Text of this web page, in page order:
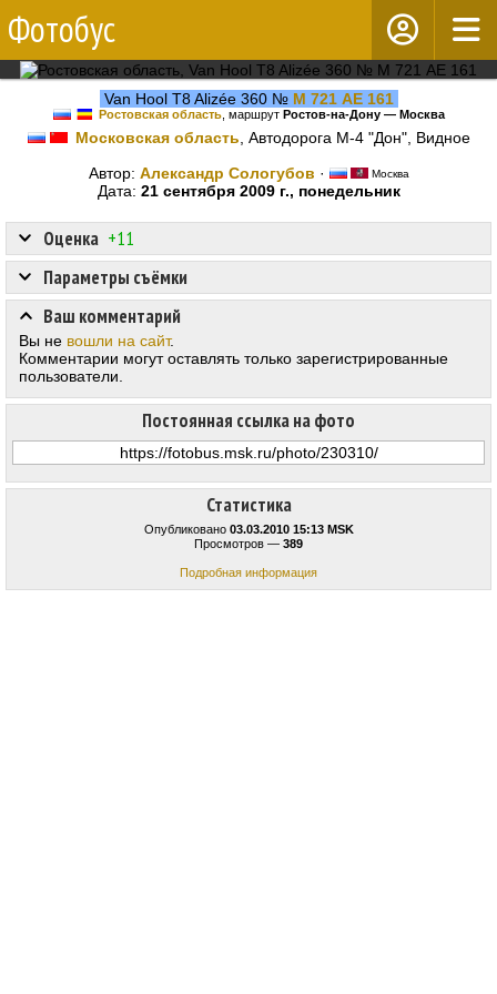
Фотобус
Van Hool T8 Alizée 360 № М 721 АЕ 161
Ростовская область, маршрут Ростов-на-Дону — Москва
Московская область , Автодорога М-4 "Дон", Видное
Автор: Александр Сологубов · Москва
Дата: 21 сентября 2009 г., понедельник
Статистика
Опубликовано 03.03.2010 15:13 MSK
Просмотров — 389
Подробная информация
Оценка +11
Постоянная ссылка на фото
Параметры съёмки
Ваш комментарий
Вы не вошли на сайт.
Комментарии могут оставлять только зарегистрированные
пользователи.